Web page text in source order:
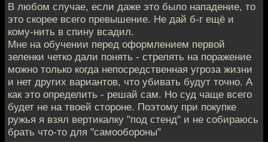
В любом случае, если даже это было нападение, то
это скорее всего превышение. Не дай б-г ещё и
кому-нить в спину всадил.
Мне на обучении перед оформлением первой
зеленки четко дали понять - стрелять на поражение
можно только когда непосредственная угроза жизни
и нет других вариантов, что убивать будут точно. А
как это определить - решай сам. Но суд чаще всего
будет не на твоей стороне. Поэтому при покупке
ружья я взял вертикалку "под стенд" и не собираюсь
брать что-то для "самообороны"